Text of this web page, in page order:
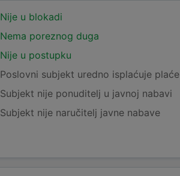
Nije u blokadi
Nema poreznog duga
Nije u postupku
Poslovni subjekt uredno isplaćuje plaće
Subjekt nije ponuditelj u javnoj nabavi
Subjekt nije naručitelj javne nabave